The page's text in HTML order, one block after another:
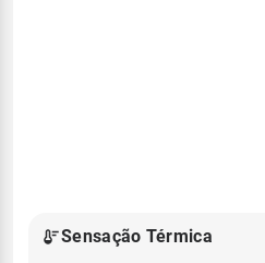
Sensação Térmica